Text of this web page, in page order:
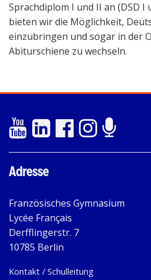
Sprachdiplom I und II an (DSD I
bieten wir die Möglichkeit,
einzubringen und sogar in der
Abiturschiene zu wechseln.
Adresse
Französisches Gymnasium
Lycée Français
Derfflingerstr. 7
10785 Berlin
Kontakt / Schulleitung